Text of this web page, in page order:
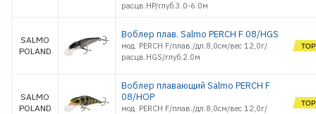
расцв.HP/глуб.3.0-6.0м
SALMO
POLAND
Воблер плав. Salmo PERCH F 08/HGS
мод. PERCH F/плав./дл.8,0см/вес 12,0г/
расцв.HGS/глуб.2.0м
SALMO
POLAND
Воблер плавающий Salmo PERCH F
08/HOP
мод. PERCH F/плав./дл.8,0см/вес 12,0г/